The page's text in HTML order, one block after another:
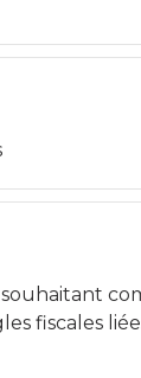
fiscales